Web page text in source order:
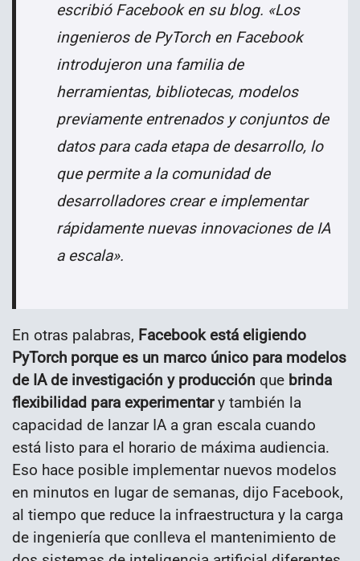
escribió Facebook en su blog. «Los
ingenieros de PyTorch en Facebook
introdujeron una familia de
herramientas, bibliotecas, modelos
previamente entrenados y conjuntos de
datos para cada etapa de desarrollo, lo
que permite a la comunidad de
desarrolladores crear e implementar
rápidamente nuevas innovaciones de IA
a escala».
En otras palabras, Facebook está eligiendo
PyTorch porque es un marco único para modelos
de IA de investigación y producción que brinda
flexibilidad para experimentary también la
capacidad de lanzar IA a gran escala cuando
está listo para el horario de máxima audiencia.
Eso hace posible implementar nuevos modelos
en minutos en lugar de semanas, dijo Facebook,
al tiempo que reduce la infraestructura y la carga
de ingeniería que conlleva el mantenimiento de